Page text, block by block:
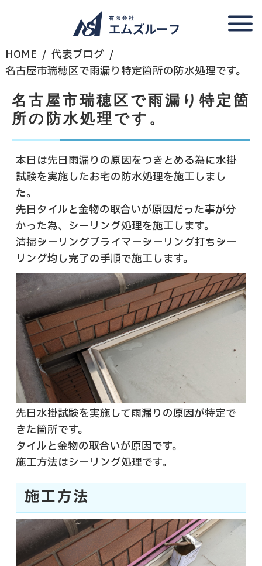
HOME
代表ブログ
名古屋市瑞穂区で雨漏り特定箇所の防水処理です。
名古屋市瑞穂区で雨漏り特定箇
所の防水処理です。
本日は先日雨漏りの原因をつきとめる為に水掛
試験を実施したお宅の防水処理を施工しまし
た。
先日タイルと金物の取合いが原因だった事が分
かった為、シーリング処理を施工します。
清掃→シーリングプライマー→シーリング打ち→シー
リング均し→完了の手順で施工します。
先日水掛試験を実施して雨漏りの原因が特定で
きた箇所です。
タイルと金物の取合いが原因です。
施工方法はシーリング処理です。
施工方法